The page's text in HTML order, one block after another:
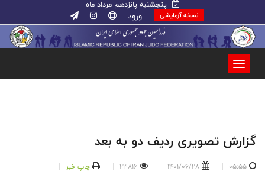
پنجشنبه پانزدهم مرداد ماه
نسخه آزمایشی ورود
گزارش تصویری ردیف دو به بعد
05:55
1401/06/28
23816 چاپ خبر